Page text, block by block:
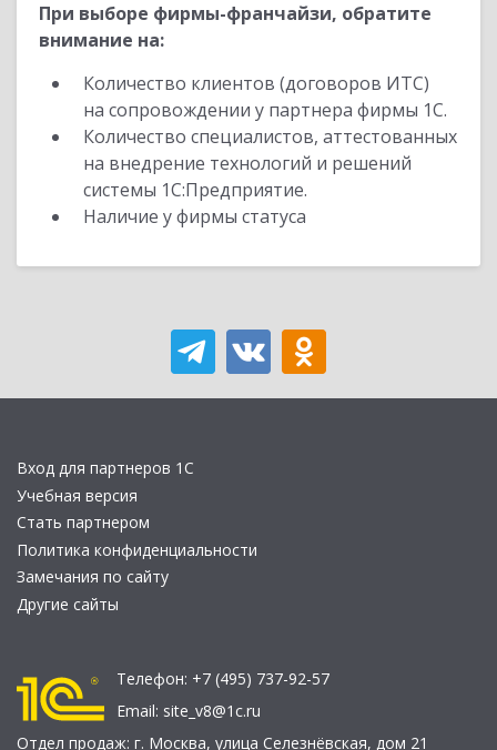
При выборе фирмы-франчайзи, обратите
внимание на:
Количество клиентов (договоров ИТС)
на сопровождении у партнера фирмы 1С.
Количество специалистов, аттестованных
на внедрение технологий и решений
системы 1С:Предприятие.
Наличие у фирмы статуса
Вход для партнеров 1С
Учебная версия
Стать партнером
Политика конфиденциальности
Замечания по сайту
Другие сайты
Телефон: +7 (495) 737-92-57
Email: site_v8@1c.ru
Отдел продаж: г. Москва, улица Селезнёвская, дом 21